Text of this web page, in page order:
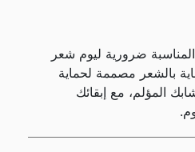
ضرورية ليوم شعر
بالشعر مصممة لحماية
المؤلم، مع إبقائك